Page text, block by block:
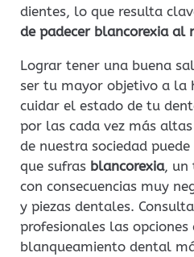
dientes, lo que resulta
de padecer blancorexia al
Lograr tener una buena
ser tu mayor objetivo a la
cuidar el estado de tu
por las cada vez más
de nuestra sociedad
que sufras blancorexia, un
con consecuencias muy
y piezas dentales.
profesionales las
blanqueamiento dental